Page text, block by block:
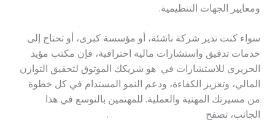
ومعايير الجهات التنظيمية.
سواء كنت تدير شركة ناشئة، أو مؤسسة كبرى، أو تحتاج إلى
خدمات تدقيق واستشارات مالية احترافية، فإن مكتب مؤيد
الحريري للاستشارات في هو شريكك الموثوق لتحقيق التوازن
المالي، وتعزيز الكفاءة، ودعم النمو المستدام في كل خطوة
من مسيرتك المهنية والعملية. للمهتمين بالتوسع في هذا
الجانب، تصفح
.